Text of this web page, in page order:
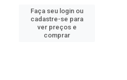
Faça seu login ou
cadastre-se para
ver preços e
comprar